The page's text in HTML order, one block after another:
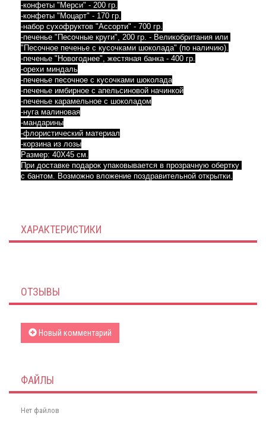
-конфеты "Мерси" - 200 гр.
-конфеты "Моцарт" - 170 гр.
-набор сухофруктов "Ассорти" - 700 гр.
-печенье "Песочные круги", 200 гр. - Великобритания или
"Песочное печенье с кусочками шоколада" (по наличию).
-печенье "Новогоднее", жестяная банка - 400 гр.
-орехи миндаль
-печенье песочное с кусочками шоколада
-печенье имбирное с апельсиновой начинкой
-печенье карамельное с шоколадом
-нуга малиновая
-мандарины
-флористический материал
-корзина из лозы
Размер: 40Х45 см.
При доставке подарок упаковывается в прозрачную обертку
с бантом. Возможно вложение поздравительной открытки.
ХАРАКТЕРИСТИКИ
ОТЗЫВЫ
Новый комментарий
ФАЙЛЫ
Нет файлов